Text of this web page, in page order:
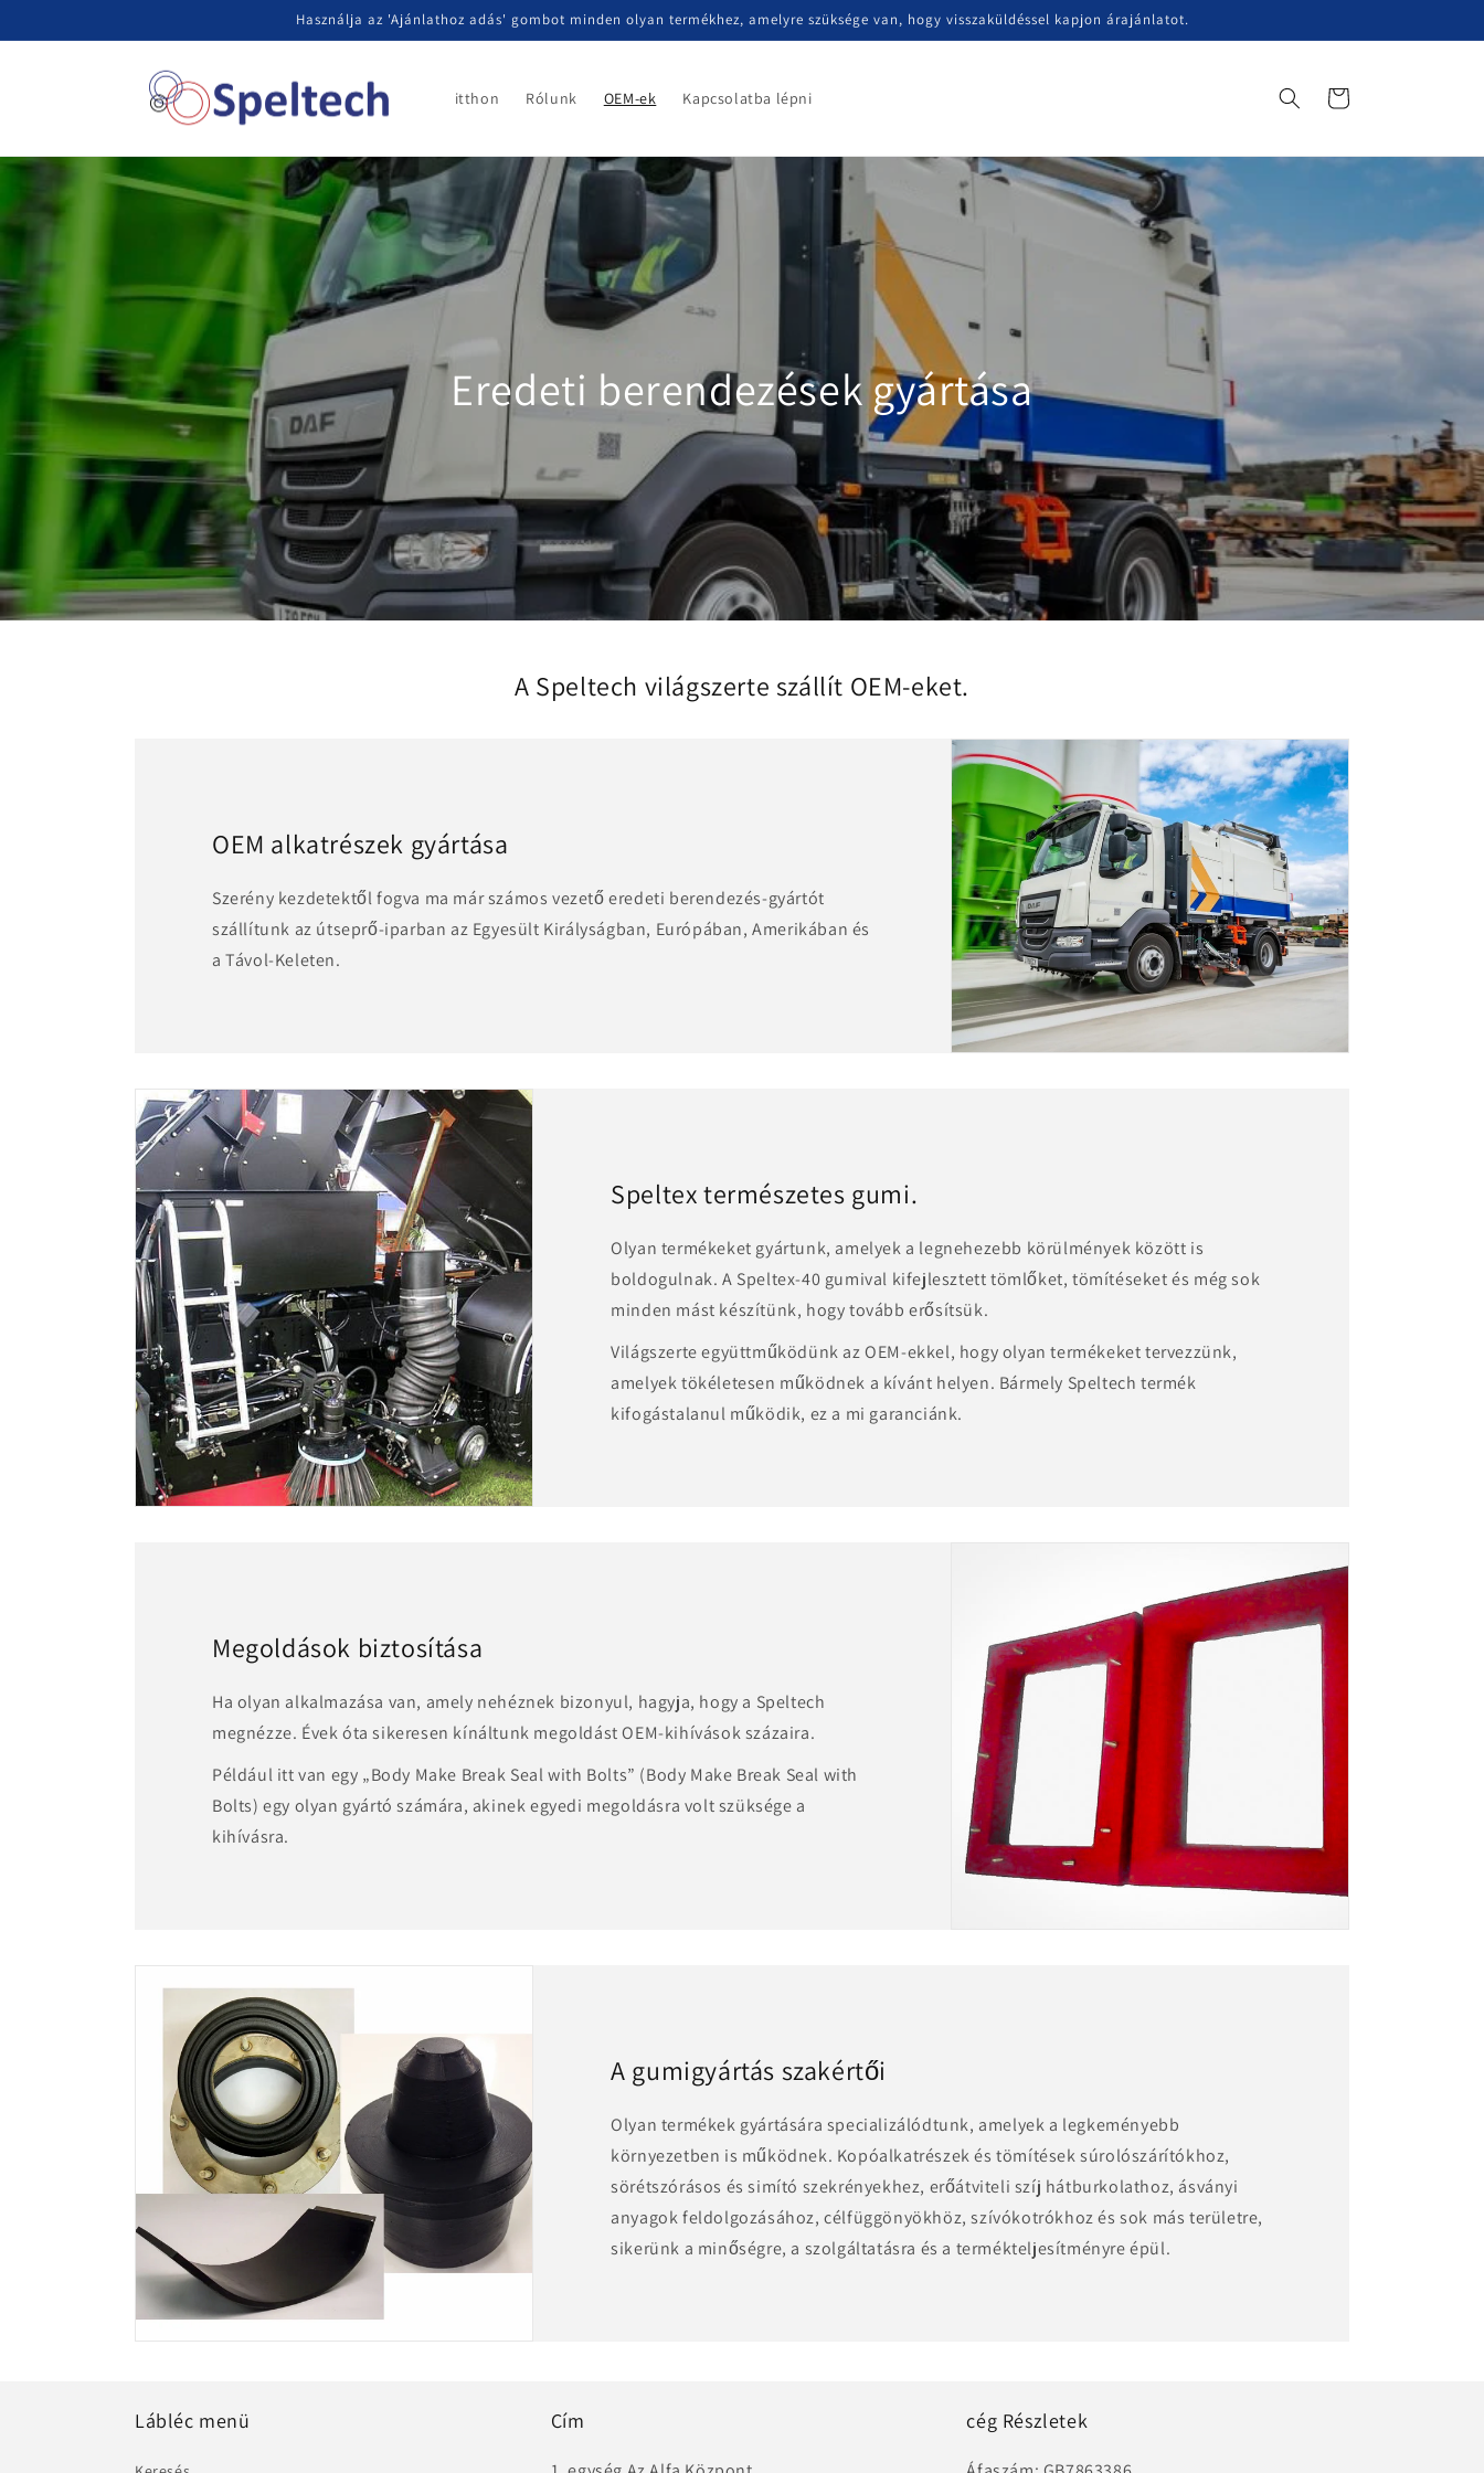
Használja az 'Ajánlathoz adás' gombot minden olyan termékhez, amelyre szüksége van, hogy visszaküldéssel kapjon árajánlatot.
itthon Rólunk OEM-ek Kapcsolatba lépni Kosár
Eredeti berendezések gyártása
A Speltech világszerte szállít OEM-eket.
OEM alkatrészek gyártása
Szerény kezdetektől fogva ma már számos vezető eredeti berendezés-gyártót
szállítunk az útseprő-iparban az Egyesült Királyságban, Európában, Amerikában és
a Távol-Keleten.
Speltex természetes gumi.
Olyan termékeket gyártunk, amelyek a legnehezebb körülmények között is
boldogulnak. A Speltex-40 gumival kifejlesztett tömlőket, tömítéseket és még sok
minden mást készítünk, hogy tovább erősítsük.
Világszerte együttműködünk az OEM-ekkel, hogy olyan termékeket tervezzünk,
amelyek tökéletesen működnek a kívánt helyen. Bármely Speltech termék
kifogástalanul működik, ez a mi garanciánk.
Megoldások biztosítása
Ha olyan alkalmazása van, amely nehéznek bizonyul, hagyja, hogy a Speltech
megnézze. Évek óta sikeresen kínáltunk megoldást OEM-kihívások százaira.
Például itt van egy „Body Make Break Seal with Bolts” (Body Make Break Seal with
Bolts) egy olyan gyártó számára, akinek egyedi megoldásra volt szüksége a
kihívásra.
A gumigyártás szakértői
Olyan termékek gyártására specializálódtunk, amelyek a legkeményebb
környezetben is működnek. Kopóalkatrészek és tömítések súrolószárítókhoz,
sörétszórásos és simító szekrényekhez, erőátviteli szíj hátburkolathoz, ásványi
anyagok feldolgozásához, célfüggönyökhöz, szívókotrókhoz és sok más területre,
sikerünk a minőségre, a szolgáltatásra és a termékteljesítményre épül.
Lábléc menü Cím cég Részletek